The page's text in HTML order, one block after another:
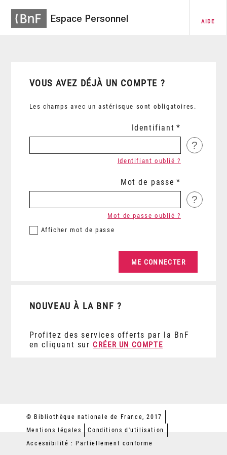
Espace Personnel AIDE
VOUS AVEZ DÉJÀ UN COMPTE ?
Les champs avec un astérisque sont obligatoires.
Identifiant
?
Identifiant oublié ?
Mot de passe
?
Afficher mot de passe
Mot de passe oublié ?
NOUVEAU À LA BNF ?
Profitez des services offerts par la BnF
en cliquant sur CRÉER UN COMPTE
© Bibliothèque nationale de France, 2017
Mentions légales
Conditions d'utilisation
Accessibilité : Partiellement conforme